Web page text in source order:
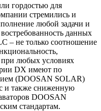
гордостью для
стремились и
любой задачи и
данных
– не только соотношение
при любых условиях
DX имеют по
(DOOSAN SOLAR)
и также сниженную
DOOSAN
стандартам.